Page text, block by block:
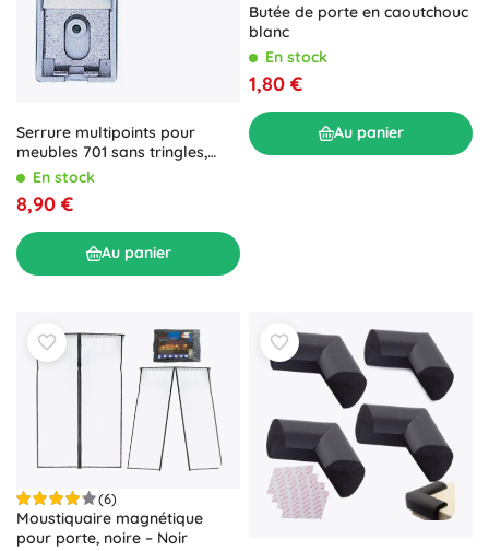
Serrure multipoints pour
meubles 701 sans tringles,
droite/gauche
En stock
8,90 €
Au panier
Butée de porte en caoutchouc
blanc
En stock
1,80 €
Au panier
(6)
Moustiquaire magnétique
pour porte, noire – Noir